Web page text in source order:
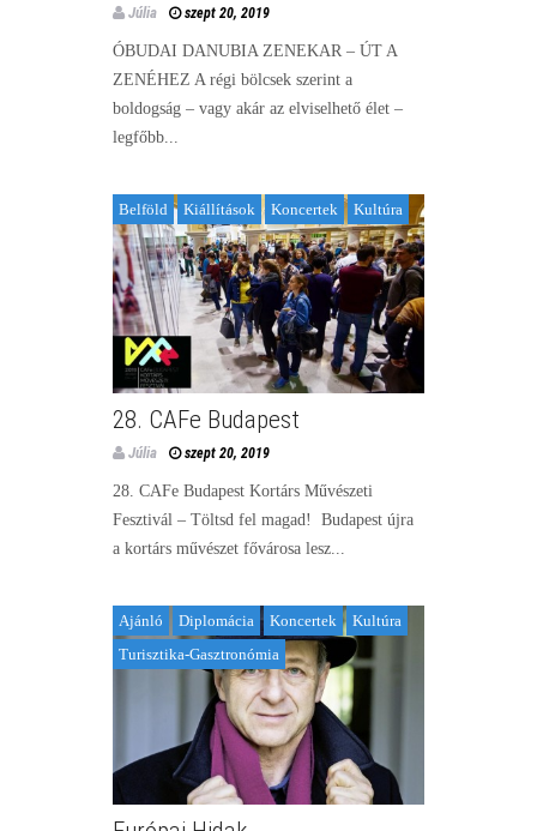
Júlia szept 20, 2019
ÓBUDAI DANUBIA ZENEKAR – ÚT A
ZENÉHEZ A régi bölcsek szerint a
boldogság – vagy akár az elviselhető élet –
legfőbb...
Belföld Kiállítások Koncertek Kultúra
28. CAFe Budapest
Júlia szept 20, 2019
28. CAFe Budapest Kortárs Művészeti
Fesztivál – Töltsd fel magad! Budapest újra
a kortárs művészet fővárosa lesz...
Ajánló Diplomácia Koncertek
Kultúra
Turisztika-Gasztronómia